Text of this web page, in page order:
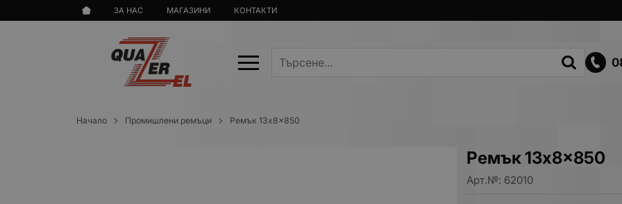
ЗА НАС МАГАЗИНИ КОНТАКТИ
Начало Промишлени ремъци Ремък 13x8x850
Ремък 13x8x850
Арт.№: 62010